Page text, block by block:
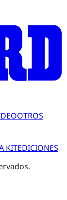
OTROS
KITEDICIONES